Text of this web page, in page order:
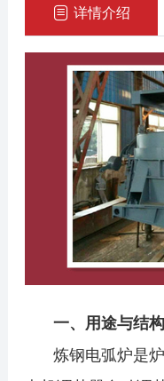
详情介绍
一、用途与结
炼钢电弧炉是